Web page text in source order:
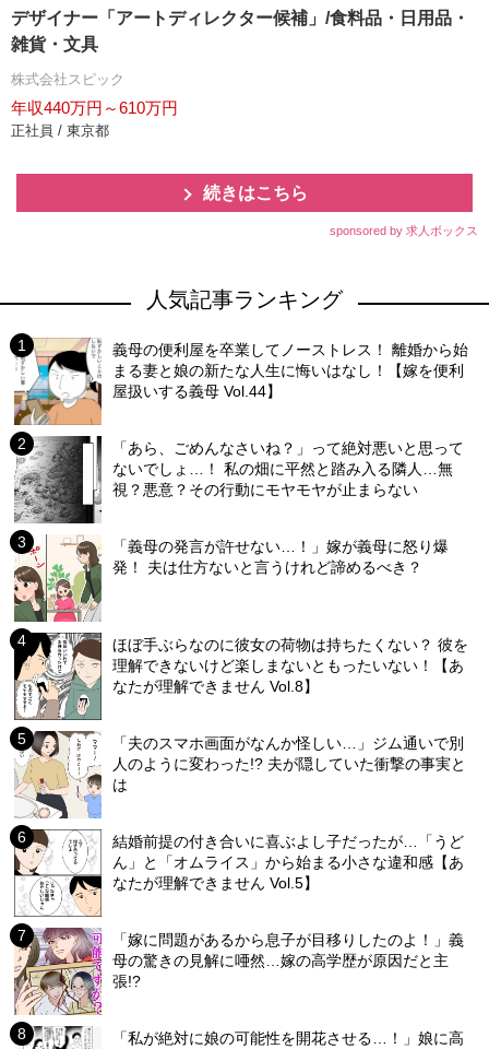
デザイナー「アートディレクター候補」/食料品・日用品・
雑貨・文具
株式会社スピック
年収440万円～610万円
正社員 / 東京都
続きはこちら
sponsored by 求人ボックス
人気記事ランキング
義母の便利屋を卒業してノーストレス！ 離婚から始
まる妻と娘の新たな人生に悔いはなし！【嫁を便利
屋扱いする義母 Vol.44】
「あら、ごめんなさいね？」って絶対悪いと思って
ないでしょ…！ 私の畑に平然と踏み入る隣人…無
視？悪意？その行動にモヤモヤが止まらない
「義母の発言が許せない…！」嫁が義母に怒り爆
発！ 夫は仕方ないと言うけれど諦めるべき？
ほぼ手ぶらなのに彼女の荷物は持ちたくない？ 彼を
理解できないけど楽しまないともったいない！【あ
なたが理解できません Vol.8】
「夫のスマホ画面がなんか怪しい…」ジム通いで別
人のように変わった!? 夫が隠していた衝撃の事実と
は
結婚前提の付き合いに喜ぶよし子だったが…「うど
ん」と「オムライス」から始まる小さな違和感【あ
なたが理解できません Vol.5】
「嫁に問題があるから息子が目移りしたのよ！」義
母の驚きの見解に唖然…嫁の高学歴が原因だと主
張!?
「私が絶対に娘の可能性を開花させる…！」娘に高